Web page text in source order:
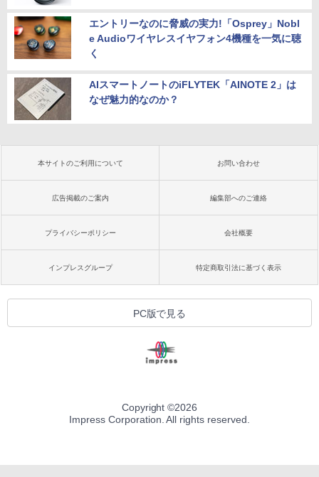
エントリーなのに脅威の実力!「Osprey」Nobl
e Audioワイヤレスイヤフォン4機種を一気に聴
く
AIスマートノートのiFLYTEK「AINOTE 2」は
なぜ魅力的なのか？
本サイトのご利用について お問い合わせ
広告掲載のご案内 編集部へのご連絡
プライバシーポリシー 会社概要
インプレスグループ 特定商取引法に基づく表示
PC版で見る
Copyright ©2026
Impress Corporation. All rights reserved.